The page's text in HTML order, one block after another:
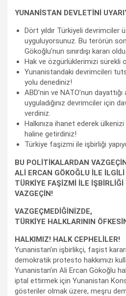
YUNANİSTAN DEVLETİNİ
Dört yıldır Türkiyeli devrimciler
uyguluyorsunuz. Bu terörün
Gökoğlu’nun sınırdışı kararı oldu.
Hak ve özgürlüklerimizi sürekli
Yunanistandaki devrimcileri
yolu denediniz!
ABD’nin ve NATO’nun
uyguladığınız devrimciler için
verdiniz.
Halkınıza ihanet ederek ülkenizi
haline getirdiniz!
Türkiye faşizmi ile işbirliği
BU POLİTİKALARDAN
ALİ ERCAN GÖKOĞLU İLE
TÜRKİYE FAŞİZMİ İLE
VAZGEÇİN!
VAZGEÇMEDİĞİNİZDE,
TÜRKİYE HALKLARININ
HALKIMIZ! HALK CEPHELİLER!
Yunanistan’ın işbirlikçi, faşist
demokratik protesto hakkımızı
Yunanistan’ın Ali Ercan Gökoğlu
iptal ettirmek için Yunanistan
gösteriler olmak üzere, meşru